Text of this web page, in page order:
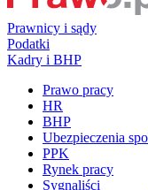
Prawnicy i sądy
Podatki
Kadry i BHP
Prawo pracy
HR
BHP
Ubezpieczenia
PPK
Rynek pracy
Sygnaliści